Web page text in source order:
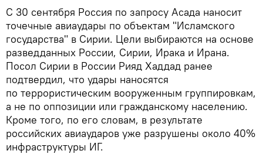
С 30 сентября Россия по запросу Асада наносит
точечные авиаудары по объектам "Исламского
государства" в Сирии. Цели выбираются на основе
разведданных России, Сирии, Ирака и Ирана.
Посол Сирии в России Рияд Хаддад ранее
подтвердил, что удары наносятся
по террористическим вооруженным группировкам,
а не по оппозиции или гражданскому населению.
Кроме того, по его словам, в результате
российских авиаударов уже разрушены около 40%
инфраструктуры ИГ.